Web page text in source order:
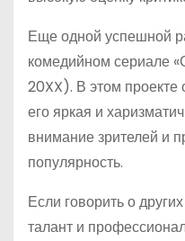
Еще одной успешной
комедийном сериале
20XX). В этом проекте
его яркая и
внимание зрителей и
популярность.
Если говорить о
талант и